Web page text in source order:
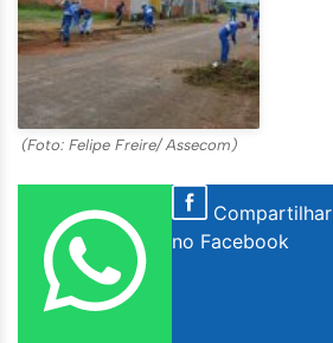
(Foto: Felipe Freire/ Assecom)
Compartilhar
no Facebook